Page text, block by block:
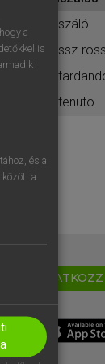
riszáló
rissz-
ritenuto
a
is
és a
a